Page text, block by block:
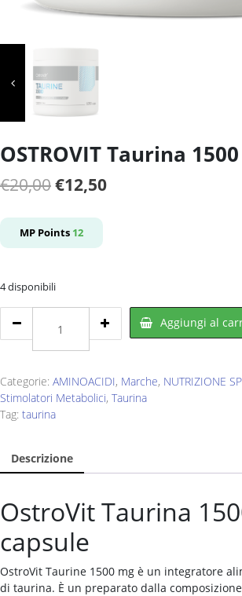
OSTROVIT Taurina
€20,00Il
originale
€20,00.
€12,50Il
MP Points 12
4 disponibili
Taurina
1500
120
caps
quantity
Aggiungi al
Categorie: AMINOACIDI, Marche, NUTRIZIONE
Stimolatori Metabolici, Taurina
Tag: taurina
Descrizione
OstroVit Taurina
capsule
OstroVit Taurine 1500 mg è un integratore
di taurina. È un preparato dalla